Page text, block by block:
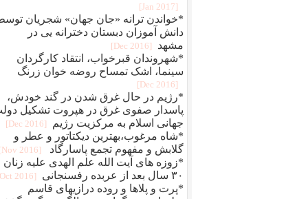
[2017 Jan]
*خواندن ترانه «جان جهان» شجریان
دانش آموزان دبستان دخترانه یی در
مشهد
[2016 Dec]
*شهروندان قبرخواب، انتقاد کارگردان
سینما، اشک تمساح روضه خوان زرنگ
[2016 Dec]
*رژیم در حال غرق شدن در گند خودش،
پاسدار صفوی غرق در هپروت تشکیل
جهانی اسلام ‏به مرکزیت رژیم
[2016 Dec]
*شاه مرغوب،بهترین دیکتاتور و عطر و
گلابش و مفهوم تجمع پاسارگاد ‏
[2016 Nov]
*زوزه های آیت الله علم الهدی علیه زنان
۳۰ سال بعد از عربده رفسنجانی
[2016 Oct]
*پرت و پلاها و روده درازیهای قاسم